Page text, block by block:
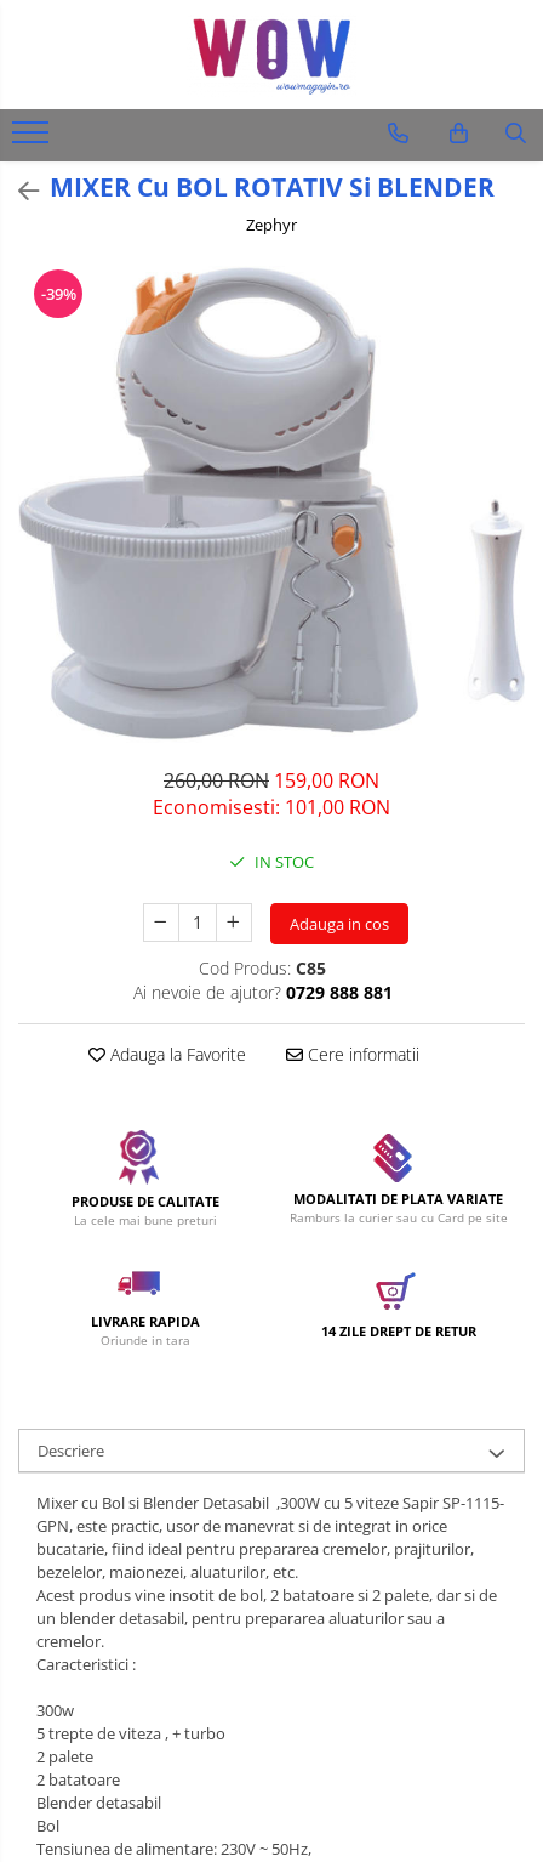
Audio-Video & Foto
Auto
MIXER Cu BOL ROTATIV Si BLENDER
Zephyr
-39%
260,00 RON 159,00 RON
Economisesti: 101,00 RON
IN STOC
Adauga in cos
Cod Produs: C85
Ai nevoie de ajutor? 0729 888 881
Adauga la Favorite Cere informatii
PRODUSE DE CALITATE
La cele mai bune preturi
MODALITATI DE PLATA VARIATE
Ramburs la curier sau cu Card pe site
LIVRARE RAPIDA
Oriunde in tara
14 ZILE DREPT DE RETUR
Descriere
Mixer cu Bol si Blender Detasabil ,300W cu 5 viteze Sapir SP-1115-
GPN, este practic, usor de manevrat si de integrat in orice
bucatarie, fiind ideal pentru prepararea cremelor, prajiturilor,
bezelelor, maionezei, aluaturilor, etc.
Acest produs vine insotit de bol, 2 batatoare si 2 palete, dar si de
un blender detasabil, pentru prepararea aluaturilor sau a
cremelor.
Caracteristici :
300w
5 trepte de viteza , + turbo
2 palete
2 batatoare
Blender detasabil
Bol
Tensiunea de alimentare: 230V ~ 50Hz,